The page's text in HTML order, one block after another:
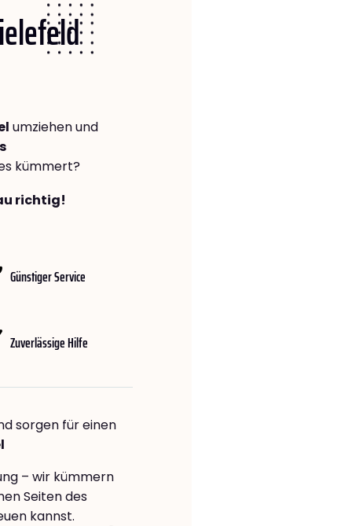
umziehen und
kümmert?
richtig!
Günstiger Service
Zuverlässige Hilfe
sorgen für einen
– wir kümmern
Seiten des
kannst.